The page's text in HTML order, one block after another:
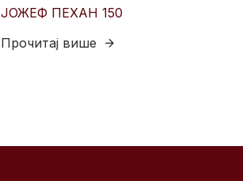
ЈОЖЕФ ПЕХАН 150
Прочитај више